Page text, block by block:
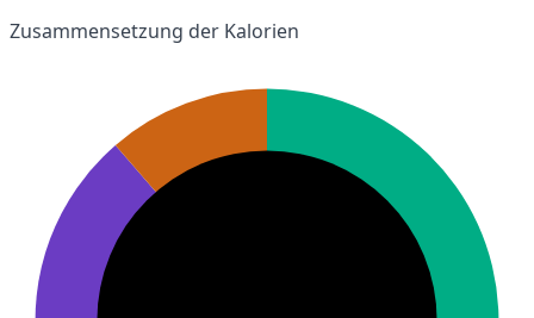
Zusammensetzung der Kalorien